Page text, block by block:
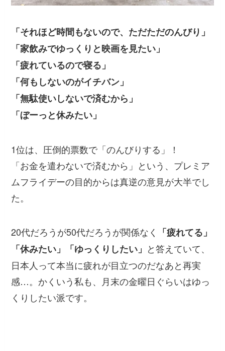
「それほど時間もないので、ただただのんびり」
「家飲みでゆっくりと映画を見たい」
「疲れているので寝る」
「何もしないのがイチバン」
「無駄使いしないで済むから」
「ぼーっと休みたい」
1位は、圧倒的票数で「のんびりする」！
「お金を遣わないで済むから」という、プレミア
ムフライデーの目的からは真逆の意見が大半でし
た。
20代だろうが50代だろうが関係なく
「疲れてる」
「休みたい」「ゆっくりしたい」 と答えていて、
日本人って本当に疲れが目立つのだなあと再実
感…。かくいう私も、月末の金曜日ぐらいはゆっ
くりしたい派です。